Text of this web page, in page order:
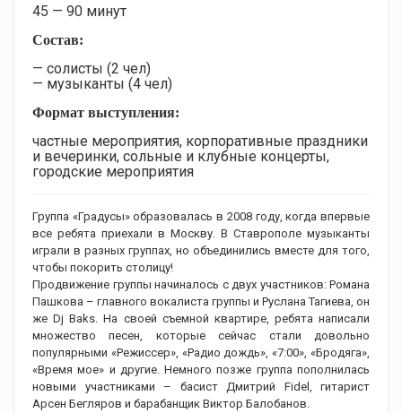
45 — 90 минут
Состав:
— солисты (2 чел)
— музыканты (4 чел)
Формат выступления:
частные мероприятия, корпоративные праздники
и вечеринки, сольные и клубные концерты,
городские мероприятия
Группа «Градусы» образовалась в 2008 году, когда впервые
все ребята приехали в Москву. В Ставрополе музыканты
играли в разных группах, но объединились вместе для того,
чтобы покорить столицу!
Продвижение группы начиналось с двух участников: Романа
Пашкова – главного вокалиста группы и Руслана Тагиева, он
же Dj Baks. На своей съемной квартире, ребята написали
множество песен, которые сейчас стали довольно
популярными «Режиссер», «Радио дождь», «7:00», «Бродяга»,
«Время мое» и другие. Немного позже группа пополнилась
новыми участниками – басист Дмитрий Fidel, гитарист
Арсен Бегляров и барабанщик Виктор Балобанов.